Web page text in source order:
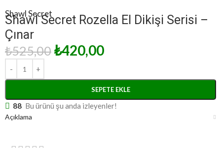
Shawl Secret
Shawl Secret Rozella El Dikişi Serisi –
Çınar
₺525,00 ₺420,00
SEPETE EKLE
88 Bu ürünü şu anda izleyenler!
Açıklama